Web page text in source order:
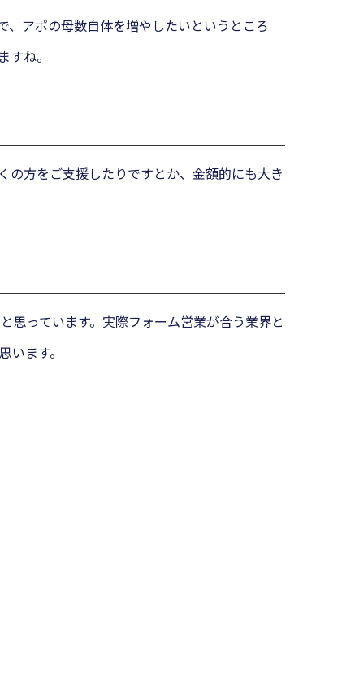
アポの母数自体を増やしたいというところ
ね。
の方をご支援したりですとか、金額的にも大き
思っています。実際フォーム営業が合う業界と
ます。